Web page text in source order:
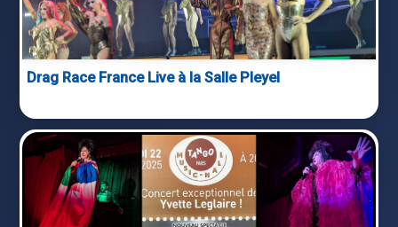
Drag Race France Live à la Salle Pleyel